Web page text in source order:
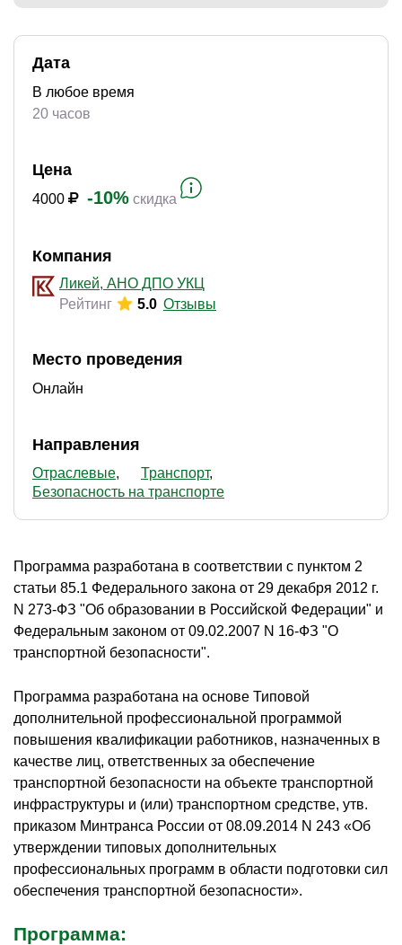
Дата
В любое время
20 часов
Цена
4000 -10% скидка
Компания
Ликей, АНО ДПО УКЦ
Рейтинг
5.0 Отзывы
Место проведения
Онлайн
Направления
Отраслевые
Транспорт
Безопасность на транспорте
Программа разработана в соответствии с пунктом 2
статьи 85.1 Федерального закона от 29 декабря 2012 г.
N 273-ФЗ "Об образовании в Российской Федерации" и
Федеральным законом от 09.02.2007 N 16-ФЗ "О
транспортной безопасности".
Программа разработана на основе Типовой
дополнительной профессиональной программой
повышения квалификации работников, назначенных в
качестве лиц, ответственных за обеспечение
транспортной безопасности на объекте транспортной
инфраструктуры и (или) транспортном средстве, утв.
приказом Минтранса России от 08.09.2014 N 243 «Об
утверждении типовых дополнительных
профессиональных программ в области подготовки сил
обеспечения транспортной безопасности».
Программа: